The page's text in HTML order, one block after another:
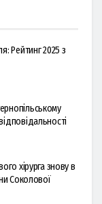
Рейтинг 2025 з
хірурга знову в
Соколової